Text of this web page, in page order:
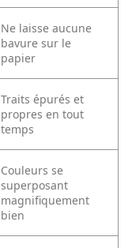
Ne laisse aucune
bavure sur le
papier
Traits épurés et
propres en tout
temps
Couleurs se
superposant
magnifiquement
bien